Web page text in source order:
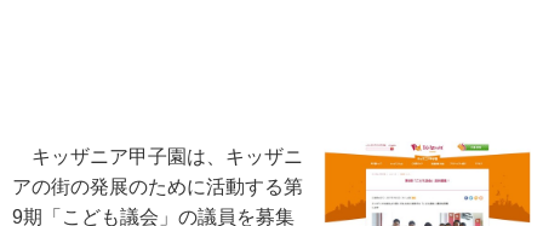
キッザニア甲子園は、キッザニ
アの街の発展のために活動する第
9期「こども議会」の議員を募集